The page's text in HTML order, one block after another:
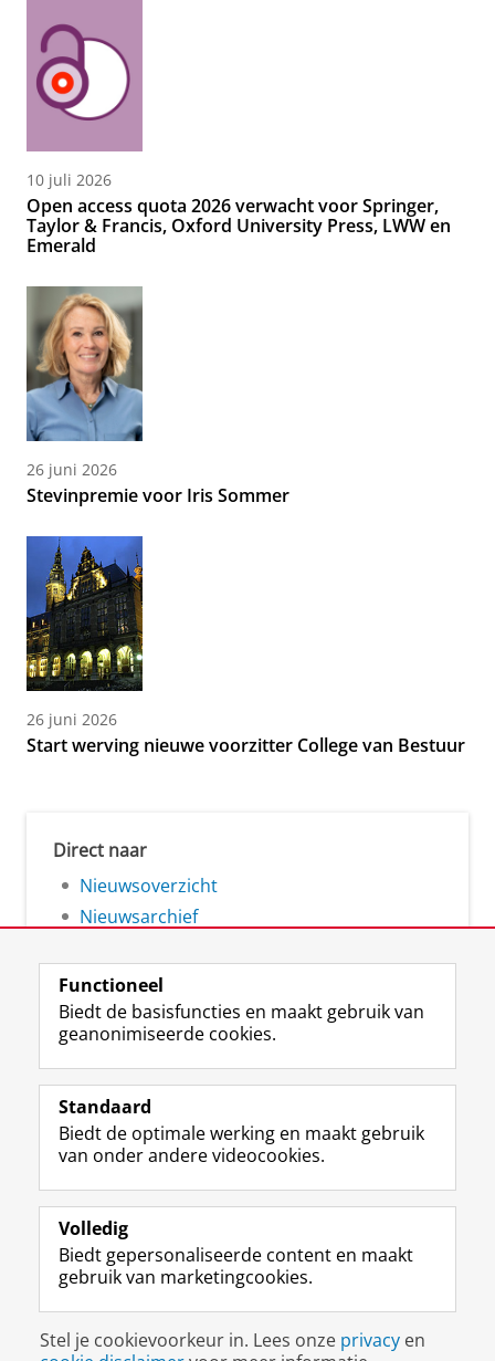
10 juli 2026
Open access quota 2026 verwacht voor Springer,
Taylor & Francis, Oxford University Press, LWW en
Emerald
26 juni 2026
Stevinpremie voor Iris Sommer
26 juni 2026
Start werving nieuwe voorzitter College van Bestuur
Direct naar
Nieuwsoverzicht
Nieuwsarchief
Volg de RUG
F
a
e
b
o
p
a
i
n
L
i
k
e
I
-
p
g
i
R
S
-
f
e
R
k
s
I
n
t
r
m
c
c
Y
o
T
e
k
a
a
Studiekiezers
Alumni
Over ons
Disclaimer & Copyright
Inloggen
Functioneel
Biedt de basisfuncties en maakt gebruik van
geanonimiseerde cookies.
Standaard
Biedt de optimale werking en maakt gebruik
van onder andere videocookies.
Volledig
Biedt gepersonaliseerde content en maakt
gebruik van marketingcookies.
Stel je cookievoorkeur in. Lees onze privacy en